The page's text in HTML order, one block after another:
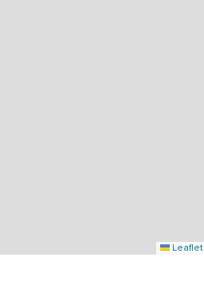
Leaflet